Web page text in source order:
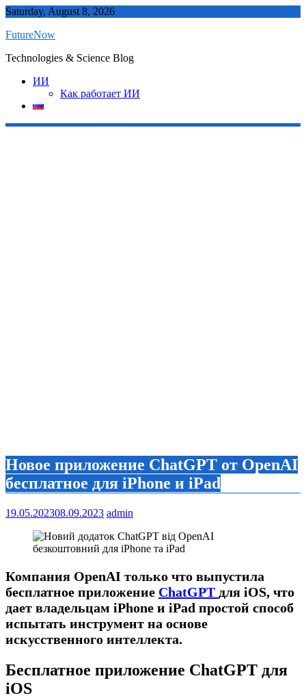
Skip
content
Saturday, August 8, 2026
FutureNow
Technologies & Science Blog
ИИ
Как работает ИИ
Новое приложение ChatGPT от OpenAI
бесплатное для iPhone и iPad
19.05.202308.09.2023 admin
Компания OpenAI только что выпустила
бесплатное приложение ChatGPT для iOS, что
дает владельцам iPhone и iPad простой способ
испытать инструмент на основе
искусственного интеллекта.
Бесплатное приложение ChatGPT для
iOS